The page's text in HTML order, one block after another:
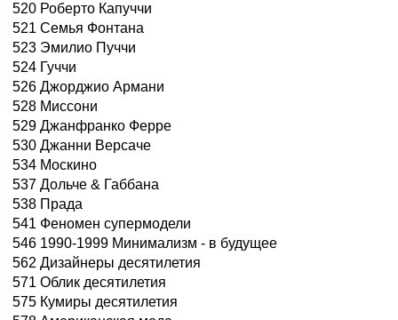
520 Роберто Капуччи
521 Семья Фонтана
523 Эмилио Пуччи
524 Гуччи
526 Джорджио Армани
528 Миссони
529 Джанфранко Ферре
530 Джанни Версаче
534 Москино
537 Дольче & Габбана
538 Прада
541 Феномен супермодели
546 1990-1999 Минимализм - в будущее
562 Дизайнеры десятилетия
571 Облик десятилетия
575 Кумиры десятилетия